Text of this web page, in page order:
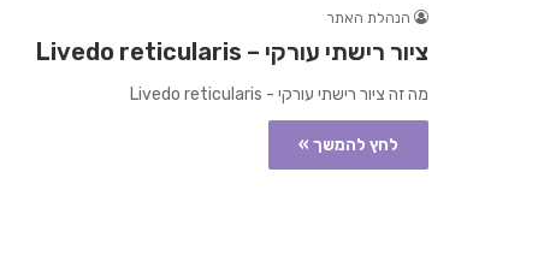
הנהלת האתר
ציור רישתי עורקי – Livedo reticularis
מה זה ציור רישתי עורקי - Livedo reticularis
לחץ להמשך »